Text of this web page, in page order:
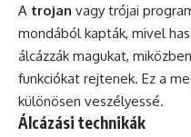
A trojan vagy trójai
mondából kapták, mivel
álcázzák magukat,
funkciókat rejtenek. Ez a
különösen veszélyessé.
Álcázási technikák